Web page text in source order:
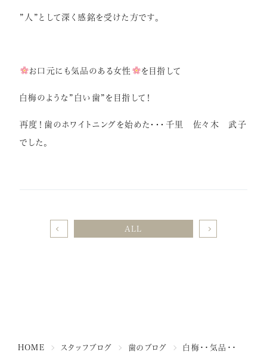
”人”として深く感銘を受けた方です。
お口元にも気品のある女性 を目指して
白梅のような”白い歯”を目指して！
再度！歯のホワイトニングを始めた・・・千里 佐々木 武子
でした。
ALL
HOME スタッフブログ 歯のブログ 白梅・・気品・・